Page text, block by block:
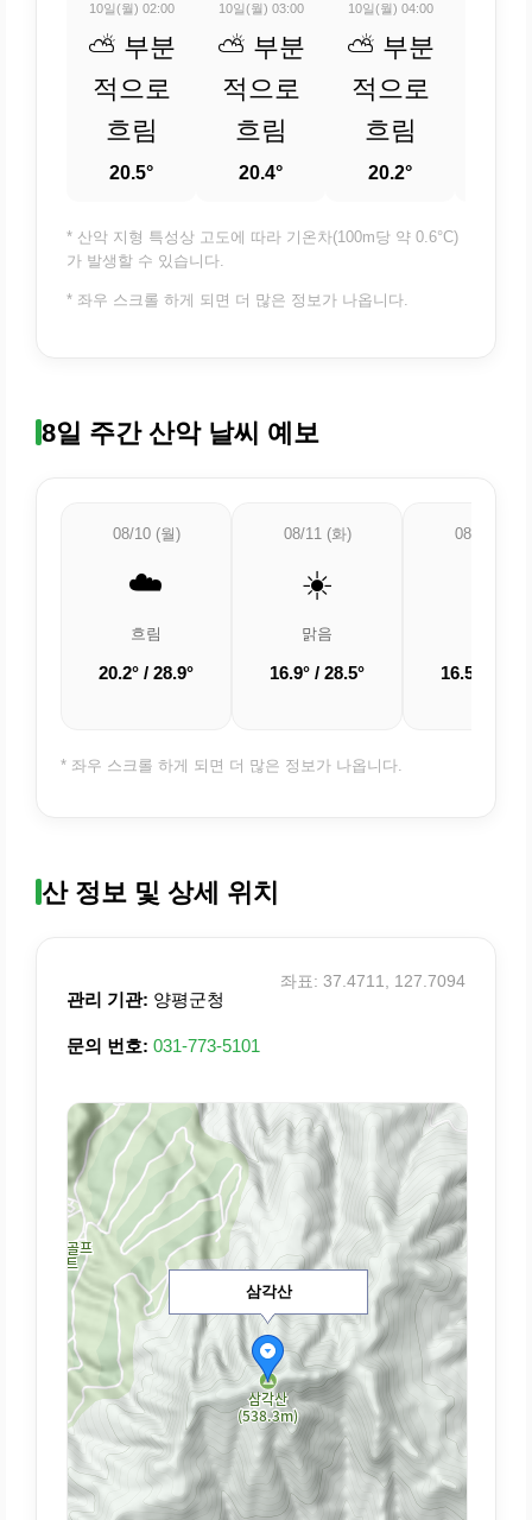
10일(월) 02:00
⛅ 부분
적으로
흐림
20.5°
10일(월) 03:00
⛅ 부분
적으로
흐림
20.4°
10일(월) 04:00
⛅ 부분
적으로
흐림
20.2°
* 산악 지형 특성상 고도에 따라 기온차(100m당 약 0.6°C)
가 발생할 수 있습니다.
* 좌우 스크롤 하게 되면 더 많은 정보가 나옵니다.
8일 주간 산악 날씨 예보
08/10 (월)
☁️
흐림
20.2° / 28.9°
08/11 (화)
☀️
맑음
16.9° / 28.5°
08/12 (수)
16.5° /
* 좌우 스크롤 하게 되면 더 많은 정보가 나옵니다.
산 정보 및 상세 위치
관리 기관: 양평군청
문의 번호: 031-773-5101
좌표: 37.4711, 127.7094
삼각산